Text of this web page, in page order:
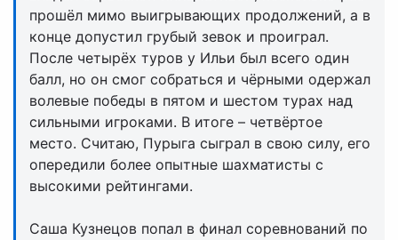
прошёл мимо выигрывающих продолжений, а в
конце допустил грубый зевок и проиграл.
После четырёх туров у Ильи был всего один
балл, но он смог собраться и чёрными одержал
волевые победы в пятом и шестом турах над
сильными игроками. В итоге – четвёртое
место. Считаю, Пурыга сыграл в свою силу, его
опередили более опытные шахматисты с
высокими рейтингами.
Саша Кузнецов попал в финал соревнований по